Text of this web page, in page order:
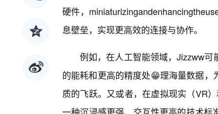
硬件，
息壁垒，实现更高效的连接与协作。
例如，在人工智能领域，Jizzww
的能耗和更高的精度处😁理海量数据
质的飞跃。又或者，在虚拟现实（VR